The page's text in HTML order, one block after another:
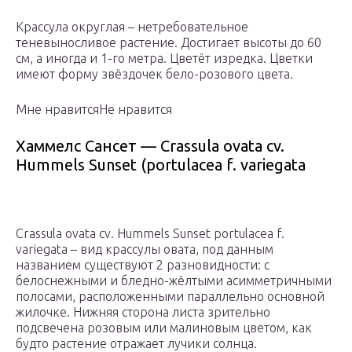
Крассула округлая – нетребовательное
теневыносливое растение. Достигает высоты до 60
см, а иногда и 1-го метра. Цветёт изредка. Цветки
имеют форму звёздочек бело-розового цвета.
Мне нравитсяНе нравится
Хаммелс Сансет — Crassula ovata cv.
Hummels Sunset (portulacea f. variegata
Crassula ovata cv. Hummels Sunset portulacea f.
variegata – вид крассулы овата, под данным
названием существуют 2 разновидности: с
белоснежными и бледно-жёлтыми асимметричными
полосами, расположенными параллельно основной
жилочке. Нижняя сторона листа зрительно
подсвечена розовым или малиновым цветом, как
будто растение отражает лучики солнца.